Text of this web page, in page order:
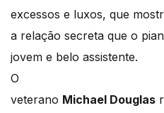
excessos e luxos, que
a relação secreta que o
jovem e belo assistente.
O
veterano Michael Douglas